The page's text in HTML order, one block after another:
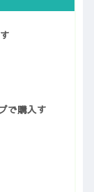
で購入す